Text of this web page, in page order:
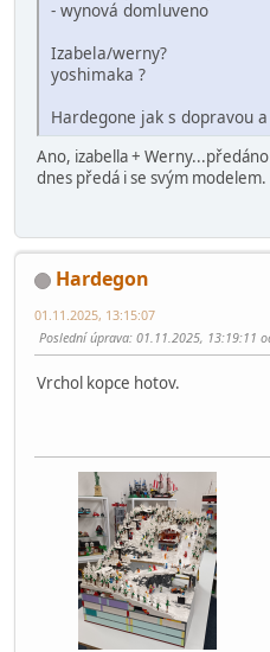
- wynová domluveno
Izabela/werny?
yoshimaka ?
Hardegone jak s dopravou
Ano, izabella +
dnes předá i se svým modelem.
Hardegon
01.11.2025, 13:15:07
Poslední úprava: 01.11.2025, 13:19:11
Vrchol kopce hotov.